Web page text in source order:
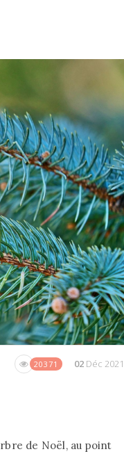
20371 02 Déc 2021
de Noël, au point